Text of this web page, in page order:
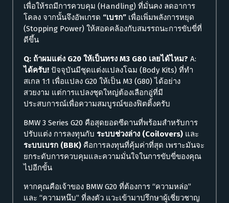
เพื่อให้รถมีการควบคุม (Handling) ที่มั่นคง ลดอาการ
โคลง จากนั้นจึงอัพเกรด “เบรก” เพื่อเพิ่มพลังการหยุด
(Stopping Power) ให้สอดคล้องกับสมรรถนะการขับขี่ที่
ดีขึ้น
Q: ถ้าผมแต่ง G20 ให้เป็นทรง M3 G80 เลยได้ไหม? A:
ได้ครับ! ปัจจุบันมีชุดแต่งแปลงโฉม (Body Kits) ที่ทำ
สเกล 1:1 เพื่อแปลง G20 ให้เป็น M3 (G80) ได้อย่าง
สวยงาม แต่การแปลงชุดใหญ่ต้องเลือกอู่ที่มี
ประสบการณ์เพื่อความสมบูรณ์ของฟิตติ้งครับ
BMW 3 Series G20 คือสุดยอดซีดานที่พร้อมสำหรับการ
ปรับแต่ง การลงทุนกับ ระบบช่วงล่าง (Coilovers) และ
ระบบเบรก (BBK) คือการลงทุนที่คุ้มค่าที่สุด เพราะมันจะ
ยกระดับการควบคุมและความมั่นใจในการขับขี่ของคุณ
ไปอีกขั้น
หากคุณคือเจ้าของ BMW G20 ที่ต้องการ “ความหล่อ”
และ “ความหนึบ” ที่ลงตัว แวะเข้ามาปรึกษาผู้เชี่ยวชาญ